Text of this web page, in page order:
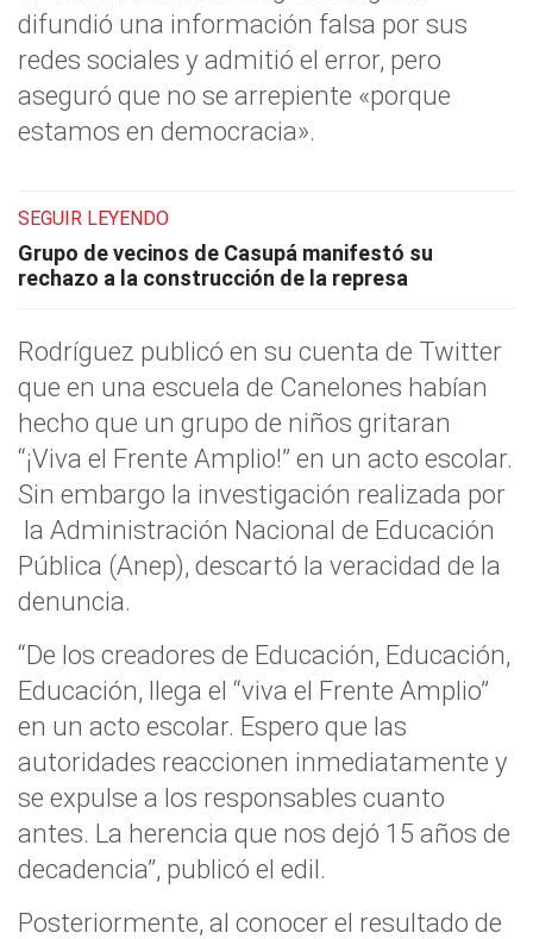
difundió una información falsa por sus
redes sociales y admitió el error, pero
aseguró que no se arrepiente «porque
estamos en democracia».
SEGUIR LEYENDO
Grupo de vecinos de Casupá manifestó su
rechazo a la construcción de la represa
Rodríguez publicó en su cuenta de Twitter
que en una escuela de Canelones habían
hecho que un grupo de niños gritaran
“¡Viva el Frente Amplio!” en un acto escolar.
Sin embargo la investigación realizada por
la Administración Nacional de Educación
Pública (Anep), descartó la veracidad de la
denuncia.
“De los creadores de Educación, Educación,
Educación, llega el “viva el Frente Amplio”
en un acto escolar. Espero que las
autoridades reaccionen inmediatamente y
se expulse a los responsables cuanto
antes. La herencia que nos dejó 15 años de
decadencia”, publicó el edil.
Posteriormente, al conocer el resultado de